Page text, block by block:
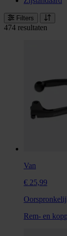
Filters
474 resultaten
Van
€ 25,99
Rem- en